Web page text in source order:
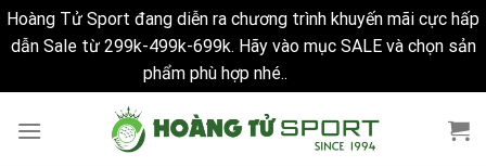
Hoàng Tử Sport đang diễn ra chương trình khuyến mãi cực hấp
dẫn Sale từ 299k-499k-699k. Hãy vào mục SALE và chọn sản
phẩm phù hợp nhé..